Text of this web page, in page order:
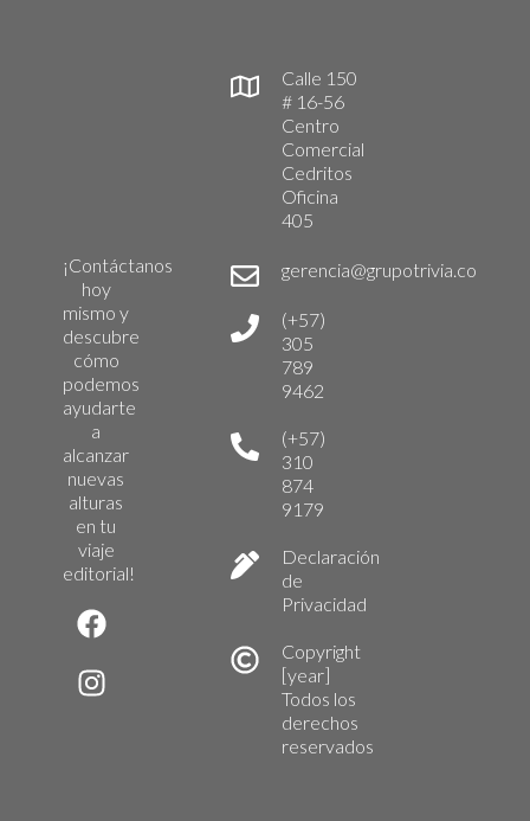
¡Contáctanos
hoy
mismo y
descubre
cómo
podemos
ayudarte
a
alcanzar
nuevas
alturas
en tu
viaje
editorial!
Calle 150
# 16-56
Centro
Comercial
Cedritos
Oficina
405
gerencia@grupotrivia.co
(+57)
305
789
9462
(+57)
310
874
9179
Declaración
de
Privacidad
Copyright
[year]
Todos los
derechos
reservados